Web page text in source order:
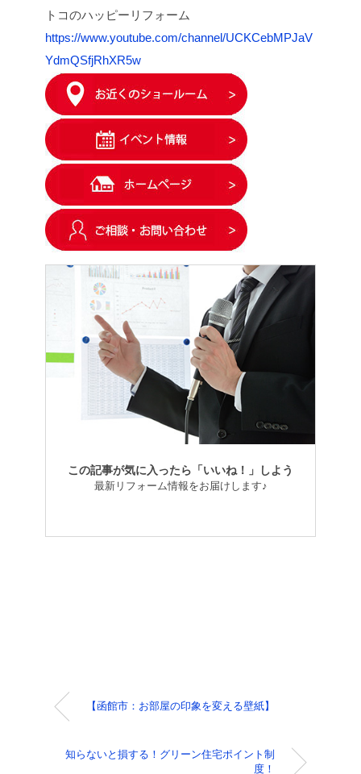
トコのハッピーリフォーム
https://www.youtube.com/channel/UCKCebMPJaV
YdmQSfjRhXR5w
この記事が気に入ったら「いいね！」しよう
最新リフォーム情報をお届けします♪
【函館市：お部屋の印象を変える壁紙】
知らないと損する！グリーン住宅ポイント制
度！